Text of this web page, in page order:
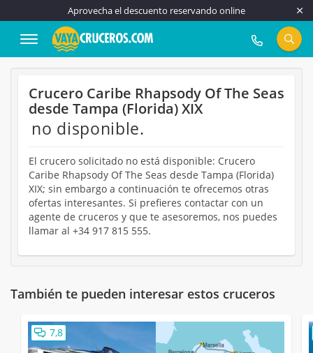
Aprovecha el descuento reservando online
917 815 555
Crucero Caribe Rhapsody Of The Seas
desde Tampa (Florida) XIX
no disponible.
El crucero solicitado no está disponible: Crucero
Caribe Rhapsody Of The Seas desde Tampa (Florida)
XIX; sin embargo a continuación te ofrecemos otras
ofertas interesantes. Si prefieres contactar con un
agente de cruceros y que te asesoremos, nos puedes
llamar al +34 917 815 555.
También te pueden interesar estos cruceros
7,8